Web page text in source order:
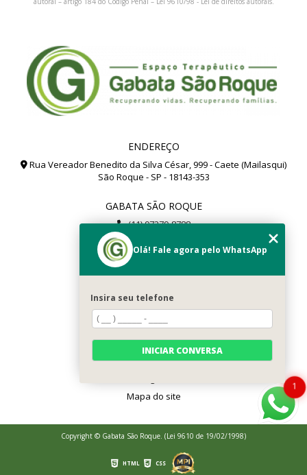
ENDEREÇO
Rua Vereador Benedito da Silva César, 999 - Caete (Mailasqui)
São Roque - SP - 18143-353
GABATA SÃO ROQUE
(11) 97279-8788
(11) 99112-8504
gabata@gabata.com.br
Home
Sobré Nós
Serviços
Contato
Mapa do site
Copyright © Gabata São Roque. (Lei 9610 de 19/02/1998)
HTML CSS
1
Olá! Fale agora pelo WhatsApp
Insira seu telefone
INICIAR CONVERSA